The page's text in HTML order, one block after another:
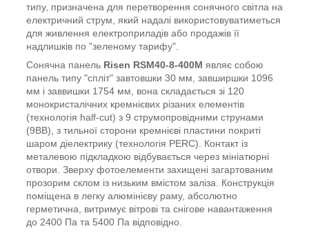
типу, призначена для перетворення сонячного світла на
електричний струм, який надалі використовуватиметься
для живлення електроприладів або продажів її
надлишків по "зеленому тарифу".
Сонячна панель Risen RSM40-8-400M являє собою
панель типу "спліт" завтовшки 30 мм, завширшки 1096
мм і заввишки 1754 мм, вона складається зі 120
монокристалічних кремнієвих різаних елементів
(технологія half-cut) з 9 струмопровідними струнами
(9BB), з тильної сторони кремнієві пластини покриті
шаром діелектрику (технологія PERC). Контакт із
металевою підкладкою відбувається через мініатюрні
отвори. Зверху фотоелементи захищені загартованим
прозорим склом із низьким вмістом заліза. Конструкція
поміщена в легку алюмінієву раму, абсолютно
герметична, витримує вітрові та снігове навантаження
до 2400 Па та 5400 Па відповідно.